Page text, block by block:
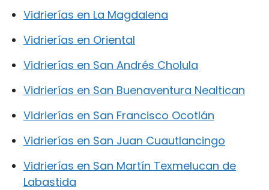
Vidrierías en La Magdalena
Vidrierías en Oriental
Vidrierías en San Andrés Cholula
Vidrierías en San Buenaventura Nealtican
Vidrierías en San Francisco Ocotlán
Vidrierías en San Juan Cuautlancingo
Vidrierías en San Martín Texmelucan de
Labastida